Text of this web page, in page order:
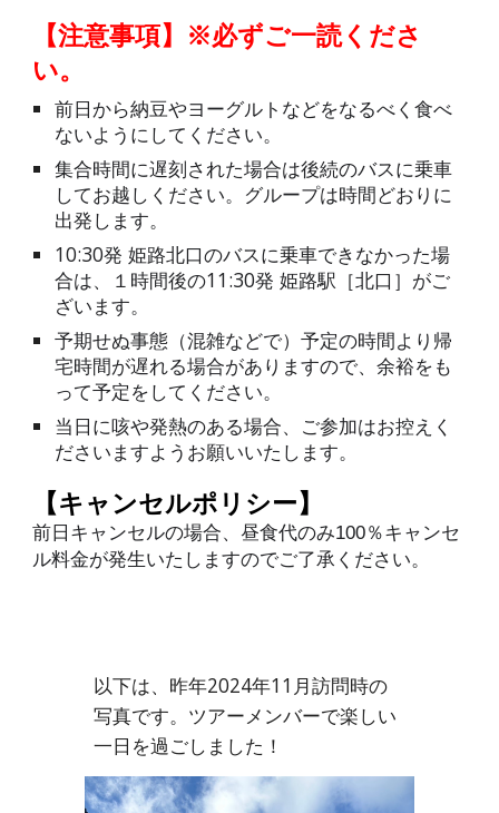
【注意事項】※必ずご一読くださ
い。
前日から納豆やヨーグルトなどをなるべく食べ
ないようにしてください。
集合時間に遅刻された場合は後続のバスに乗車
してお越しください。グループは時間どおりに
出発します。
10:30発 姫路北口のバスに乗車できなかった場
合は、１時間後の11:30発 姫路駅［北口］がご
ざいます。
予期せぬ事態（混雑などで）予定の時間より帰
宅時間が遅れる場合がありますので、余裕をも
って予定をしてください。
当日に咳や発熱のある場合、ご参加はお控えく
ださいますようお願いいたします。
【キャンセルポリシー】
前日キャンセルの場合、昼食代のみ100％キャンセ
ル料金が発生いたしますのでご了承ください。
以下は、昨年2024年11月訪問時の
写真です。ツアーメンバーで楽しい
一日を過ごしました！